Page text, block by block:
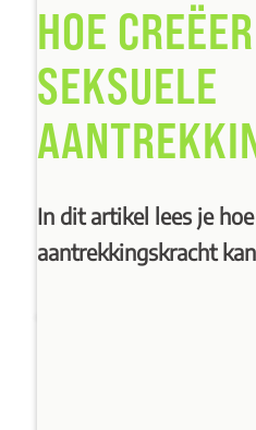
HOE
SEKSUELE
In dit artikel lees je
aantrekkingskracht